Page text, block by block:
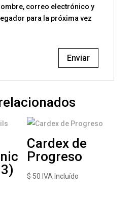
correo electrónico y
para la próxima vez
Cardex de
Progreso
$ 50 IVA Incluído